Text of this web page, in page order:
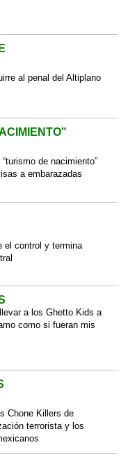
al penal del Altiplano
de nacimiento”
a embarazadas
el control y termina
a los Ghetto Kids a
como si fueran mis
Chone Killers de
terrorista y los